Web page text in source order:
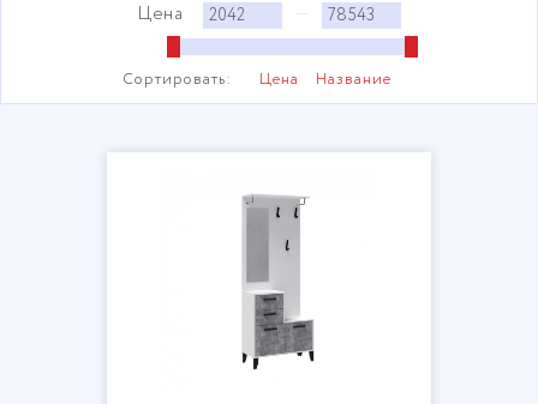
Цена —
Сортировать: Цена Название